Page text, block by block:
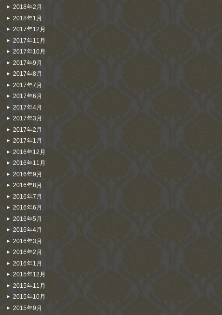
2018年2月
2018年1月
2017年12月
2017年11月
2017年10月
2017年9月
2017年8月
2017年7月
2017年6月
2017年4月
2017年3月
2017年2月
2017年1月
2016年12月
2016年11月
2016年9月
2016年8月
2016年7月
2016年6月
2016年5月
2016年4月
2016年3月
2016年2月
2016年1月
2015年12月
2015年11月
2015年10月
2015年9月